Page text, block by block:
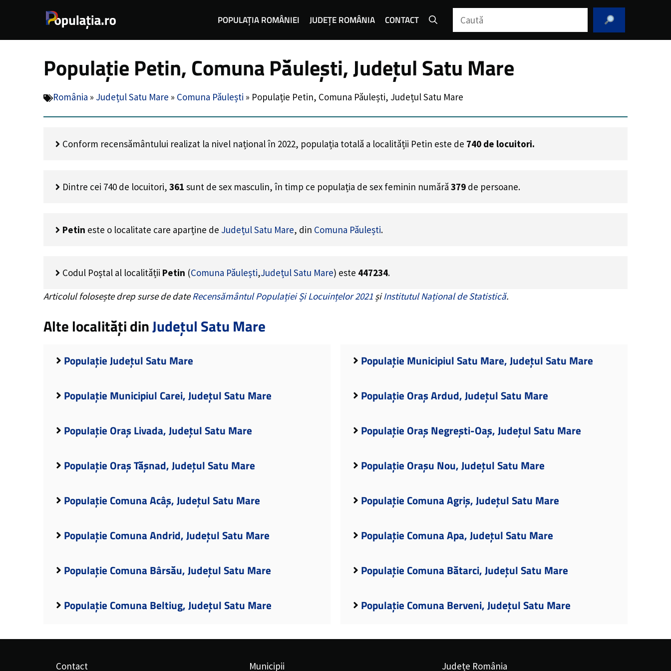
POPULAȚIA ROMÂNIEI JUDEȚE ROMÂNIA CONTACT Caută
Populație Petin, Comuna Păulești, Județul Satu Mare
România » Județul Satu Mare » Comuna Păulești » Populație Petin, Comuna Păulești, Județul Satu Mare
Conform recensământului realizat la nivel național în 2022, populația totală a localității Petin este de 740 de locuitori.
Dintre cei 740 de locuitori, 361 sunt de sex masculin, în timp ce populația de sex feminin numără 379 de persoane.
Petin este o localitate care aparține de Județul Satu Mare, din Comuna Păulești.
Codul Poștal al localității Petin (Comuna Păulești,Județul Satu Mare) este 447234.
Articolul folosește drep surse de dateRecensământul Populației Și Locuințelor 2021 șiInstitutul Național de Statistică.
Alte localități dinJudețul Satu Mare
Populație Județul Satu Mare Populație Municipiul Satu Mare, Județul Satu Mare
Populație Municipiul Carei, Județul Satu Mare Populație Oraș Ardud, Județul Satu Mare
Populație Oraș Livada, Județul Satu Mare Populație Oraș Negrești-Oaș, Județul Satu Mare
Populație Oraș Tășnad, Județul Satu Mare Populație Orașu Nou, Județul Satu Mare
Populație Comuna Acâș, Județul Satu Mare Populație Comuna Agriș, Județul Satu Mare
Populație Comuna Andrid, Județul Satu Mare Populație Comuna Apa, Județul Satu Mare
Populație Comuna Bârsău, Județul Satu Mare Populație Comuna Bătarci, Județul Satu Mare
Populație Comuna Beltiug, Județul Satu Mare Populație Comuna Berveni, Județul Satu Mare
Contact Municipii Județe România